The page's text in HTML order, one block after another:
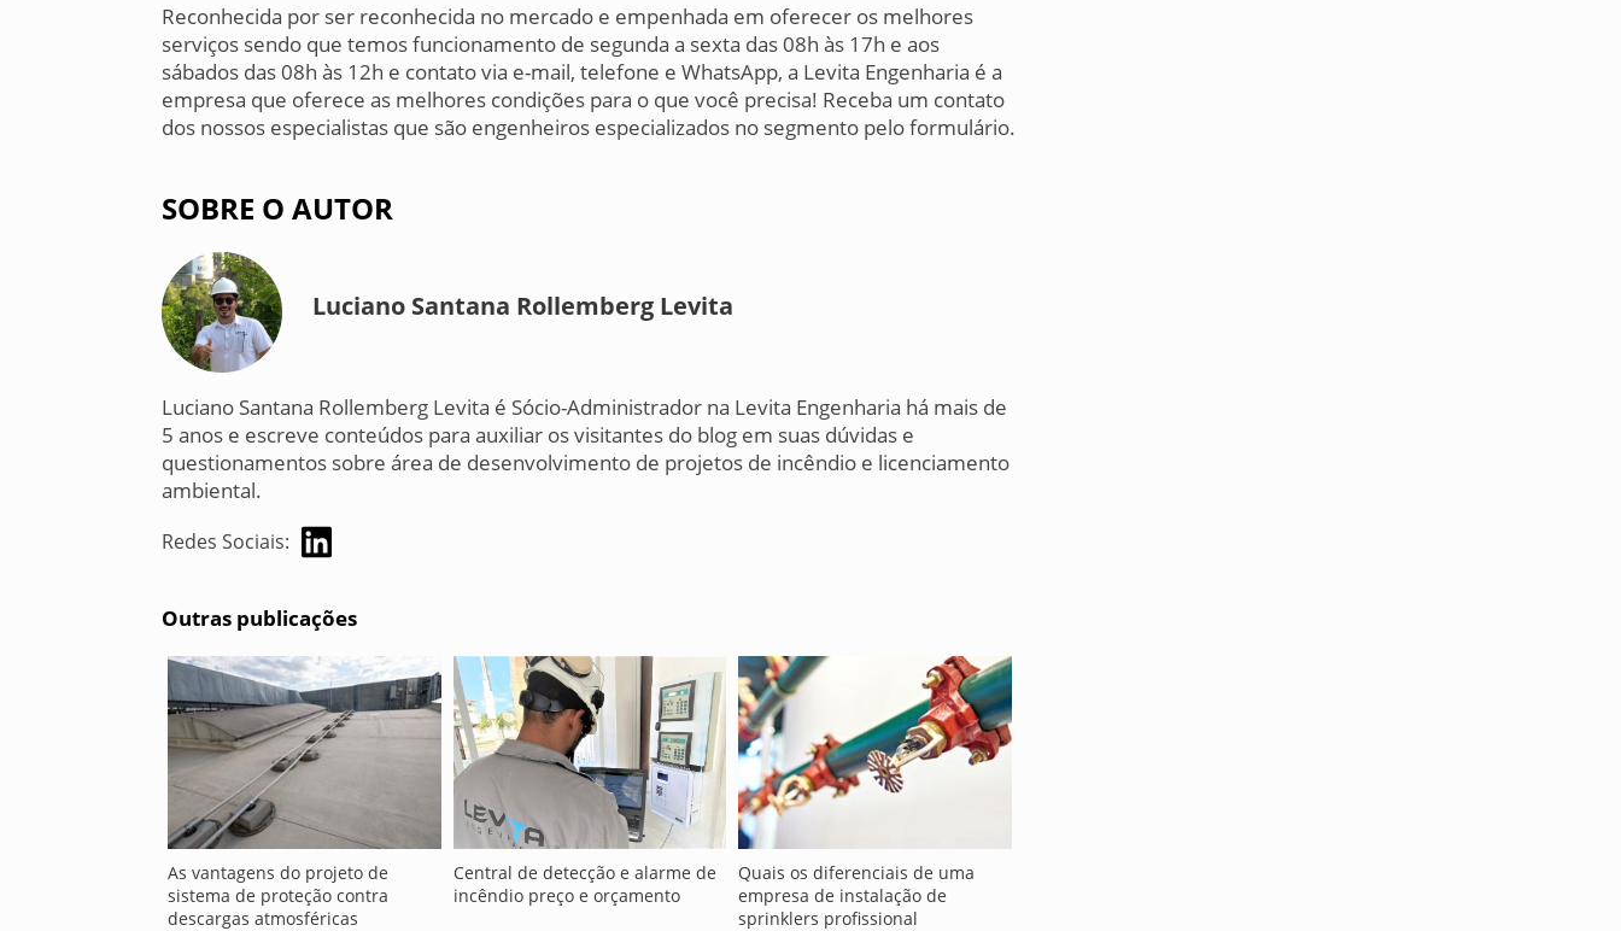
Reconhecida por ser reconhecida no mercado e empenhada em oferecer os melhores
serviços sendo que temos funcionamento de segunda a sexta das 08h às 17h e aos
sábados das 08h às 12h e contato via e-mail, telefone e WhatsApp, a Levita Engenharia é a
empresa que oferece as melhores condições para o que você precisa! Receba um contato
dos nossos especialistas que são engenheiros especializados no segmento pelo formulário.
SOBRE O AUTOR
Luciano Santana Rollemberg Levita
Luciano Santana Rollemberg Levita é Sócio-Administrador na Levita Engenharia há mais de
5 anos e escreve conteúdos para auxiliar os visitantes do blog em suas dúvidas e
questionamentos sobre área de desenvolvimento de projetos de incêndio e licenciamento
ambiental.
Redes Sociais:
Outras publicações
As vantagens do projeto de
sistema de proteção contra
descargas atmosféricas
Central de detecção e alarme de
incêndio preço e orçamento
Quais os diferenciais de uma
empresa de instalação de
sprinklers profissional